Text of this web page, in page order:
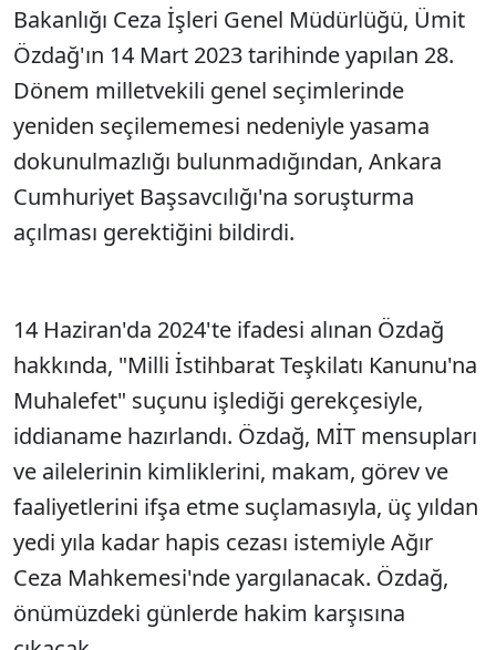
Bakanlığı Ceza İşleri Genel Müdürlüğü, Ümit
Özdağ'ın 14 Mart 2023 tarihinde yapılan 28.
Dönem milletvekili genel seçimlerinde
yeniden seçilememesi nedeniyle yasama
dokunulmazlığı bulunmadığından, Ankara
Cumhuriyet Başsavcılığı'na soruşturma
açılması gerektiğini bildirdi.
14 Haziran'da 2024'te ifadesi alınan Özdağ
hakkında, "Milli İstihbarat Teşkilatı Kanunu'na
Muhalefet" suçunu işlediği gerekçesiyle,
iddianame hazırlandı. Özdağ, MİT mensupları
ve ailelerinin kimliklerini, makam, görev ve
faaliyetlerini ifşa etme suçlamasıyla, üç yıldan
yedi yıla kadar hapis cezası istemiyle Ağır
Ceza Mahkemesi'nde yargılanacak. Özdağ,
önümüzdeki günlerde hakim karşısına